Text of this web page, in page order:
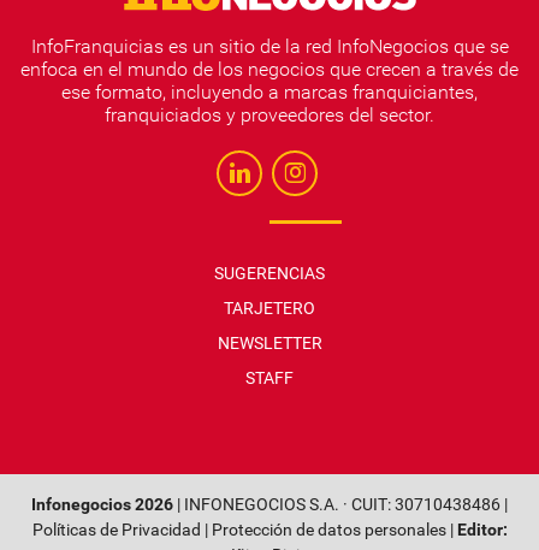
InfoFranquicias es un sitio de la red InfoNegocios que se
enfoca en el mundo de los negocios que crecen a través de
ese formato, incluyendo a marcas franquiciantes,
franquiciados y proveedores del sector.
SUGERENCIAS
TARJETERO
NEWSLETTER
STAFF
Infonegocios 2026 | INFONEGOCIOS S.A. · CUIT: 30710438486 |
Políticas de Privacidad | Protección de datos personales| Editor: